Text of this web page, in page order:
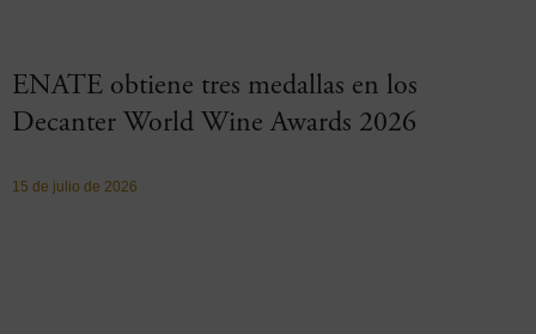
ENATE obtiene tres medallas en los
Decanter World Wine Awards 2026
15 de julio de 2026